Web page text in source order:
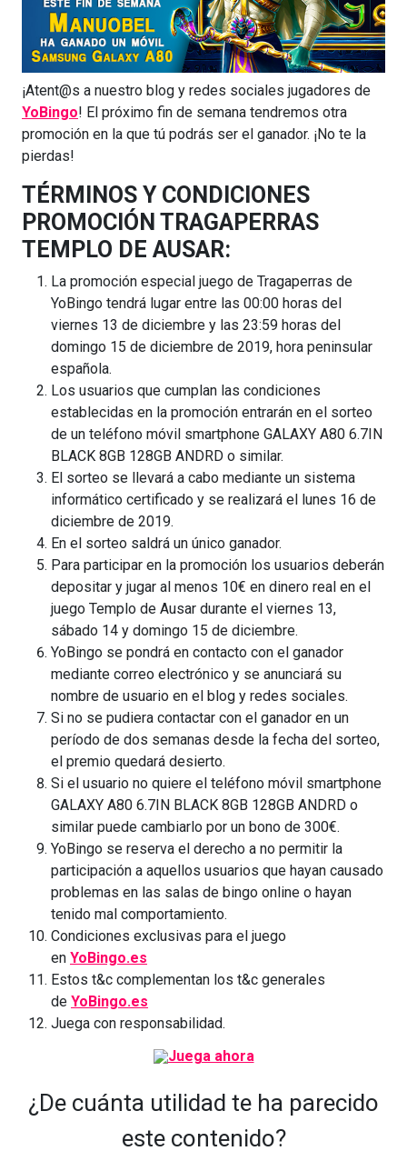
¡Atent@s a nuestro blog y redes sociales jugadores de
YoBingo! El próximo fin de semana tendremos otra
promoción en la que tú podrás ser el ganador. ¡No te la
pierdas!
TÉRMINOS Y CONDICIONES
PROMOCIÓN TRAGAPERRAS
TEMPLO DE AUSAR:
La promoción especial juego de Tragaperras de
YoBingo tendrá lugar entre las 00:00 horas del
viernes 13 de diciembre y las 23:59 horas del
domingo 15 de diciembre de 2019, hora peninsular
española.
Los usuarios que cumplan las condiciones
establecidas en la promoción entrarán en el sorteo
de un teléfono móvil smartphone GALAXY A80 6.7IN
BLACK 8GB 128GB ANDRD o similar.
El sorteo se llevará a cabo mediante un sistema
informático certificado y se realizará el lunes 16 de
diciembre de 2019.
En el sorteo saldrá un único ganador.
Para participar en la promoción los usuarios deberán
depositar y jugar al menos 10€ en dinero real en el
juego Templo de Ausar durante el viernes 13,
sábado 14 y domingo 15 de diciembre.
YoBingo se pondrá en contacto con el ganador
mediante correo electrónico y se anunciará su
nombre de usuario en el blog y redes sociales.
Si no se pudiera contactar con el ganador en un
período de dos semanas desde la fecha del sorteo,
el premio quedará desierto.
Si el usuario no quiere el teléfono móvil smartphone
GALAXY A80 6.7IN BLACK 8GB 128GB ANDRD o
similar puede cambiarlo por un bono de 300€.
YoBingo se reserva el derecho a no permitir la
participación a aquellos usuarios que hayan causado
problemas en las salas de bingo online o hayan
tenido mal comportamiento.
Condiciones exclusivas para el juego
en YoBingo.es
Estos t&c complementan los t&c generales
de YoBingo.es
Juega con responsabilidad.
¿De cuánta utilidad te ha parecido
este contenido?